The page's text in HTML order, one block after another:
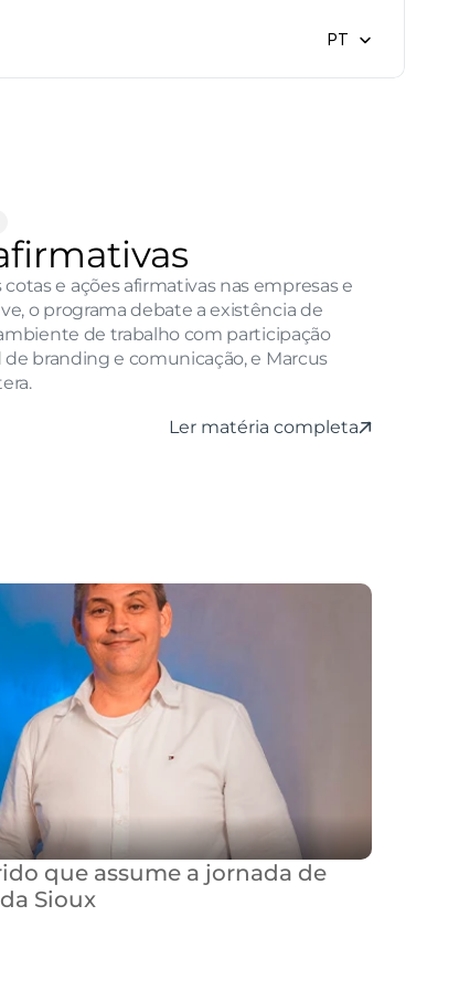
Select Language
PT
e ações afirmativas nas empresas e
o programa debate a existência de
de trabalho com participação
de branding e comunicação, e Marcus
Ler matéria completa
que assume a jornada de
Sioux